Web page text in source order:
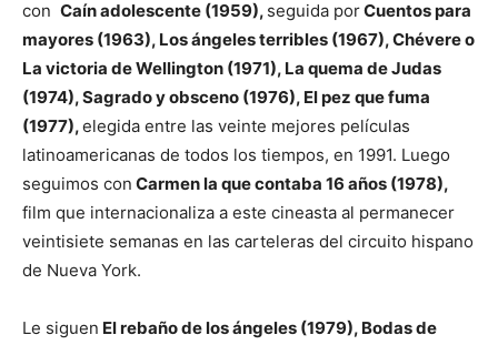
con Caín adolescente (1959), seguida porCuentos para
mayores (1963), Los ángeles terribles (1967), Chévere o
La victoria de Wellington (1971), La quema de Judas
(1974), Sagrado y obsceno (1976), El pez que fuma
(1977),elegida entre las veinte mejores películas
latinoamericanas de todos los tiempos, en 1991. Luego
seguimos con Carmen la que contaba 16 años (1978),
film que internacionaliza a este cineasta al permanecer
veintisiete semanas en las carteleras del circuito hispano
de Nueva York.
Le siguen El rebaño de los ángeles (1979), Bodas de